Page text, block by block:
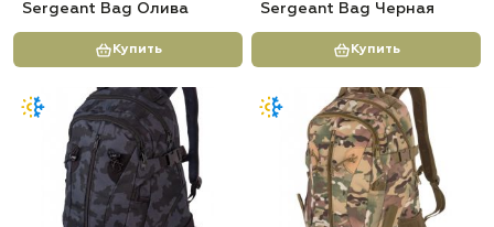
Sergeant Bag Олива
Купить
Sergeant Bag Черная
Купить